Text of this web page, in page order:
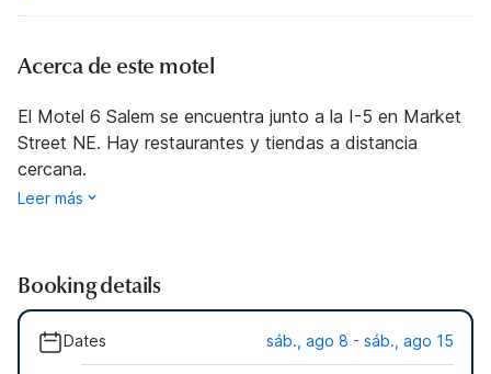
Acerca de este motel
El Motel 6 Salem se encuentra junto a la I-5 en Market
Street NE. Hay restaurantes y tiendas a distancia
cercana.
Leer más
Booking details
Dates sáb., ago 8 - sáb., ago 15